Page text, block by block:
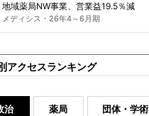
地域薬局NW事業、営業益19.5％減
メディシス・26年4～6月期
アクセスランキング
治 薬局 団体・学術